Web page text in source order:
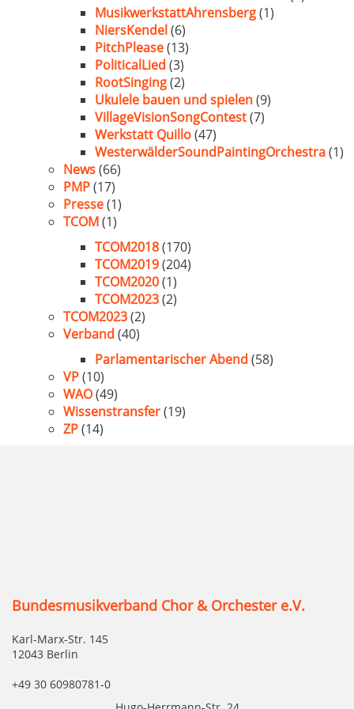
MusikwerkstattAhrensberg(1)
NiersKendel(6)
PitchPlease(13)
PoliticalLied (3)
RootSinging(2)
Ukulele bauen und spielen(9)
VillageVisionSongContest(7)
Werkstatt Quillo(47)
WesterwälderSoundPaintingOrchestra(1)
News(66)
PMP(17)
Presse(1)
TCOM(1)
TCOM2018(170)
TCOM2019(204)
TCOM2020(1)
TCOM2023(2)
TCOM2023(2)
Verband (40)
Parlamentarischer Abend (58)
VP(10)
WAO(49)
Wissenstransfer(19)
ZP(14)
Bundesmusikverband Chor & Orchester e.V.
Karl-Marx-Str. 145
12043 Berlin
+49 30 60980781-0